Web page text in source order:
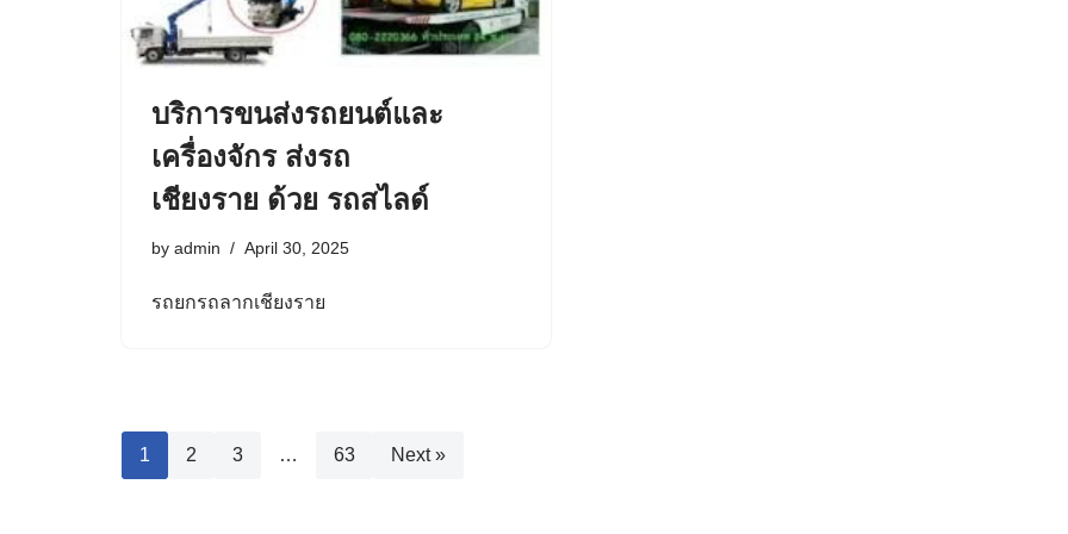
บริการขนส่งรถยนต์และ
เครื่องจักร ส่งรถ
เชียงราย ด้วย รถสไลด์
by admin April 30, 2025
รถยกรถลากเชียงราย
1 2 3 … 63 Next »